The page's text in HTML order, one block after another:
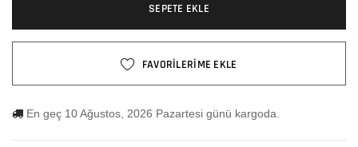
SEPETE EKLE
FAVORİLERİME EKLE
En geç 10 Ağustos, 2026 Pazartesi günü kargoda.